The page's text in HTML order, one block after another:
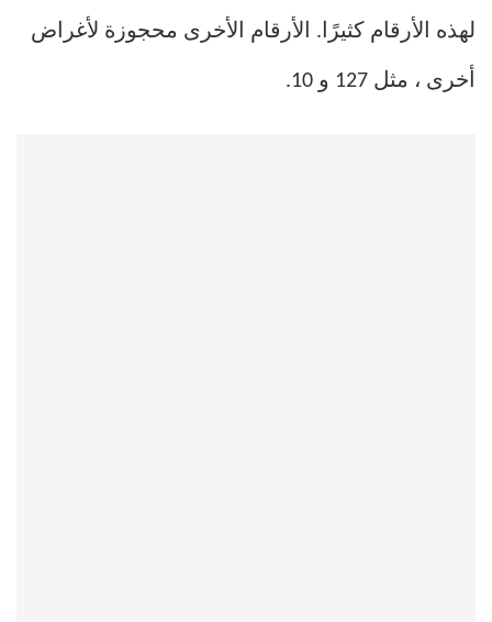
لهذه الأرقام كثيرًا. الأرقام الأخرى محجوزة لأغراض
أخرى ، مثل 127 و 10.